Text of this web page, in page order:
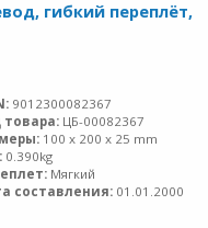
гибкий переплёт,
9012300082367
товара: ЦБ-00082367
100 x 200 x 25 mm
0.390kg
Мягкий
составления: 01.01.2000